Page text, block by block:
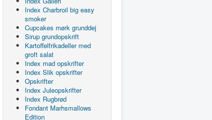
Index Charbroil big easy
smoker
Cupcakes mørk grunddej
Sirup grundopskrift
Kartoffelfrikadeller med
groft salat
Index mad opskrifter
Index Slik opskrifter
Opskrifter
Index Juleopskrifter
Index Rugbrød
Fondant Marhsmallows
Edition